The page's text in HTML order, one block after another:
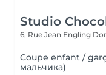
Studio
6, Rue Jean Engling
Coupe enfant /
мальчика)